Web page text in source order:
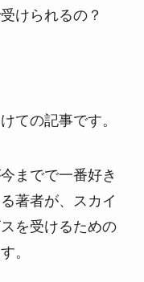
けられるの？
ての記事です。
までで一番好き
著者が、スカイ
を受けるための
。